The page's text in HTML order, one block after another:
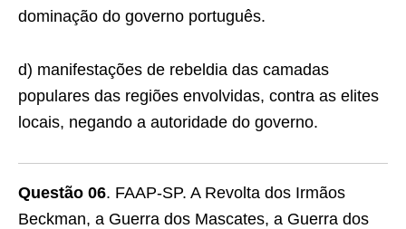
dominação do governo português.
d) manifestações de rebeldia das camadas
populares das regiões envolvidas, contra as elites
locais, negando a autoridade do governo.
Questão 06. FAAP-SP. A Revolta dos Irmãos
Beckman, a Guerra dos Mascates, a Guerra dos